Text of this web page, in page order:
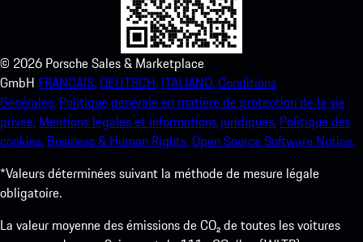
© 2026 Porsche Sales & Marketplace
GmbH FRANCAIS. DEUTSCH. ITALIANO.Conditions
Générales. Politique générale en matière de protection de la vie
privée. Mentions légales et informations juridiques. Politique des
cookies. Business & Human Rights.Open Source Software Notice.
*Valeurs déterminées suivant la méthode de mesure légale
obligatoire.
La valeur moyenne des émissions de CO₂ de toutes les voitures